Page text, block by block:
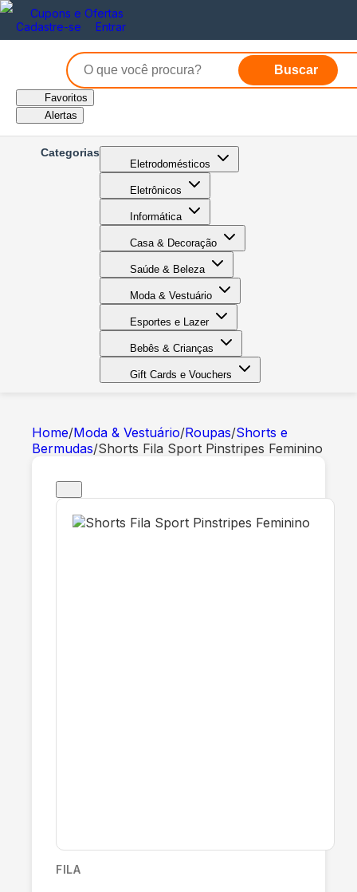
Cupons e Ofertas
Cadastre-se
Entrar
Buscar
Favoritos
Alertas
Categorias
Eletrodomésticos
Eletrônicos
Informática
Casa & Decoração
Saúde & Beleza
Moda & Vestuário
Esportes e Lazer
Bebês & Crianças
Gift Cards e Vouchers
Home/Moda & Vestuário/Roupas/Shorts e
Bermudas/Shorts Fila Sport Pinstripes Feminino
FILA